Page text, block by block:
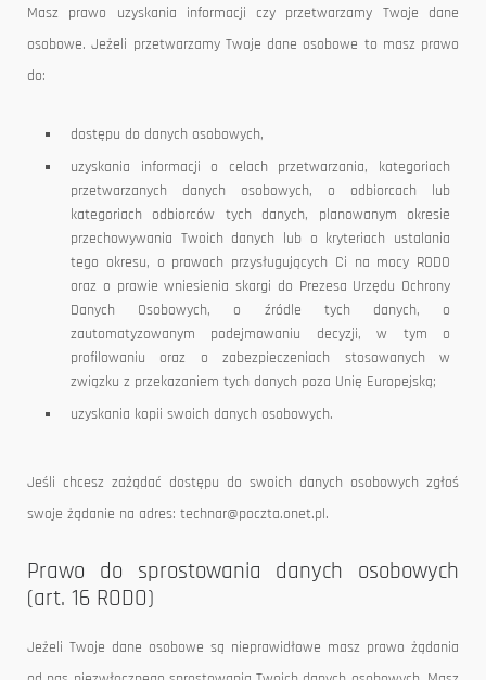
Masz prawo uzyskania informacji czy przetwarzamy Twoje dane
osobowe. Jeżeli przetwarzamy Twoje dane osobowe to masz prawo
do:
dostępu do danych osobowych,
uzyskania informacji o celach przetwarzania, kategoriach
przetwarzanych danych osobowych, o odbiorcach lub
kategoriach odbiorców tych danych, planowanym okresie
przechowywania Twoich danych lub o kryteriach ustalania
tego okresu, o prawach przysługujących Ci na mocy RODO
oraz o prawie wniesienia skargi do Prezesa Urzędu Ochrony
Danych Osobowych, o źródle tych danych, o
zautomatyzowanym podejmowaniu decyzji, w tym o
profilowaniu oraz o zabezpieczeniach stosowanych w
związku z przekazaniem tych danych poza Unię Europejską;
uzyskania kopii swoich danych osobowych.
Jeśli chcesz zażądać dostępu do swoich danych osobowych zgłoś
swoje żądanie na adres: technar@poczta.onet.pl.
Prawo do sprostowania danych osobowych
(art. 16 RODO)
Jeżeli Twoje dane osobowe są nieprawidłowe masz prawo żądania